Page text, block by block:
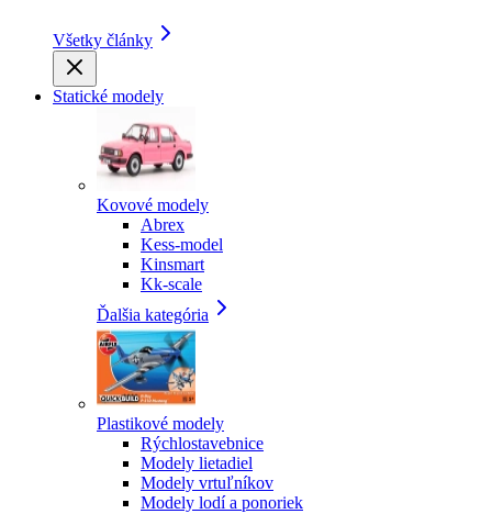
Všetky články
Statické modely
Kovové modely
Abrex
Kess-model
Kinsmart
Kk-scale
Ďalšia kategória
Plastikové modely
Rýchlostavebnice
Modely lietadiel
Modely vrtuľníkov
Modely lodí a ponoriek